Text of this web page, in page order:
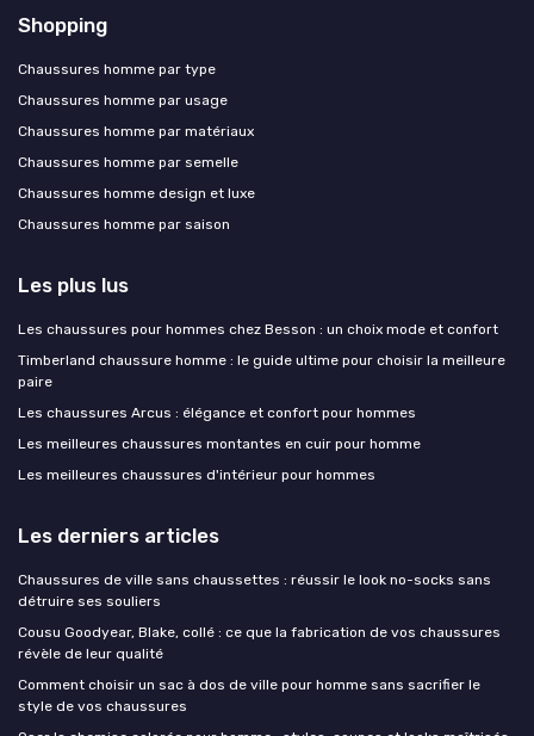
Shopping
Chaussures homme par type
Chaussures homme par usage
Chaussures homme par matériaux
Chaussures homme par semelle
Chaussures homme design et luxe
Chaussures homme par saison
Les plus lus
Les chaussures pour hommes chez Besson : un choix mode et confort
Timberland chaussure homme : le guide ultime pour choisir la meilleure
paire
Les chaussures Arcus : élégance et confort pour hommes
Les meilleures chaussures montantes en cuir pour homme
Les meilleures chaussures d'intérieur pour hommes
Les derniers articles
Chaussures de ville sans chaussettes : réussir le look no-socks sans
détruire ses souliers
Cousu Goodyear, Blake, collé : ce que la fabrication de vos chaussures
révèle de leur qualité
Comment choisir un sac à dos de ville pour homme sans sacrifier le
style de vos chaussures